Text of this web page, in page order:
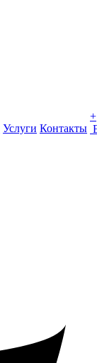
Услуги Контакты
+